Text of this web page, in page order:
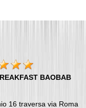
BAOBAB
16 traversa via Roma